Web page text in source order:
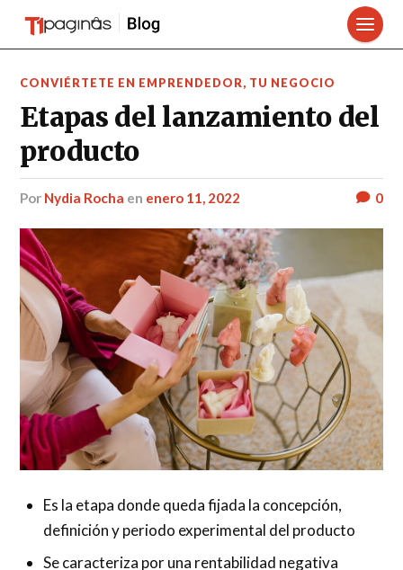
CONVIÉRTETE EN EMPRENDEDOR, TU NEGOCIO
Etapas del lanzamiento del
producto
por Nydia Rocha en enero 11, 2022 0
Es la etapa donde queda fijada la concepción,
definición y periodo experimental del producto
Se caracteriza por una rentabilidad negativa